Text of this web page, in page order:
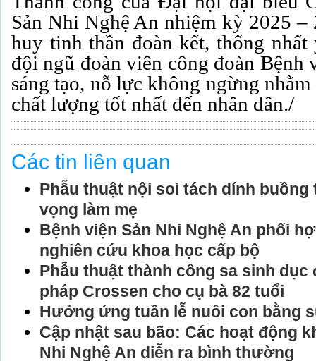
Sản Nhi Nghệ An nhiệm kỳ 2025 –
huy tinh thần đoàn kết, thống
đội ngũ đoàn viên công đoàn Bệnh
sáng tạo, nỗ lực không ngừng
chất lượng tốt nhất đến nhân dân./
Các tin liên quan
Phẫu thuật nội soi tách dính buồng
vọng làm mẹ
Bệnh viện Sản Nhi Nghệ An phối
nghiên cứu khoa học cấp bộ
Phẫu thuật thành công sa sinh dục
pháp Crossen cho cụ bà 82 tuổi
Hưởng ứng tuần lễ nuôi con bằng
Cập nhật sau bão: Các hoạt động
Nhi Nghệ An diễn ra bình thường